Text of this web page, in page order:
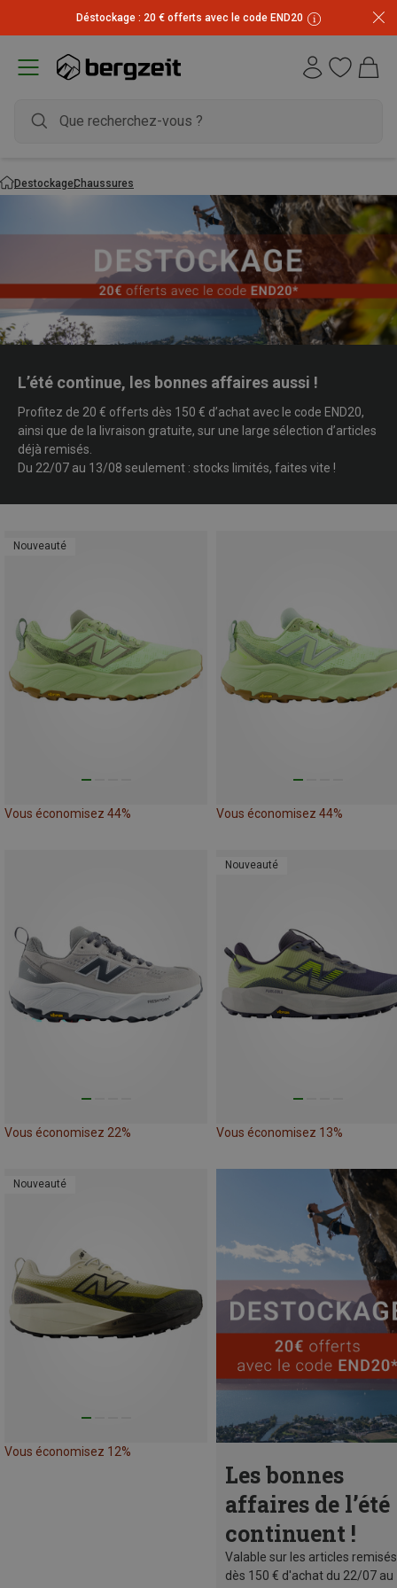
Déstockage : 20 € offerts avec le code END20
DestockageChaussures
L’été continue, les bonnes affaires aussi !
Profitez de 20 € offerts dès 150 € d’achat avec le code END20,
ainsi que de la livraison gratuite, sur une large sélection d’articles
déjà remisés.
Du 22/07 au 13/08 seulement : stocks limités, faites vite !
Nouveauté
Vous économisez 44% Vous économisez 44%
Vous économisez 22%
Nouveauté
Vous économisez 13%
Nouveauté
Vous économisez 12%
Les bonnes
affaires de l’été
continuent !
Valable sur les articles remisés
dès 150 € d'achat du 22/07 au